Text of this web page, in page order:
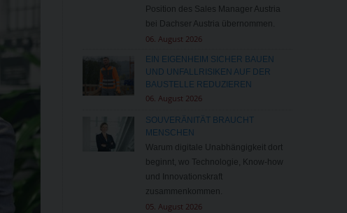
Position des Sales Manager Austria
bei Dachser Austria übernommen.
06. August 2026
EIN EIGENHEIM SICHER BAUEN
UND UNFALLRISIKEN AUF DER
BAUSTELLE REDUZIEREN
06. August 2026
SOUVERÄNITÄT BRAUCHT
MENSCHEN
Warum digitale Unabhängigkeit dort
beginnt, wo Technologie, Know-how
und Innovationskraft
zusammenkommen.
05. August 2026